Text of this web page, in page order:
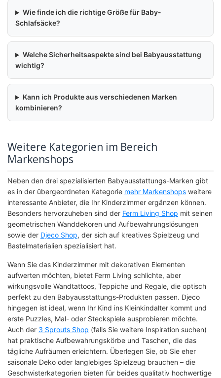
Wie finde ich die richtige Größe für Baby-
Schlafsäcke?
Welche Sicherheitsaspekte sind bei Babyausstattung
wichtig?
Kann ich Produkte aus verschiedenen Marken
kombinieren?
Weitere Kategorien im Bereich
Markenshops
Neben den drei spezialisierten Babyausstattungs-Marken gibt
es in der übergeordneten Kategorie mehr Markenshops weitere
interessante Anbieter, die Ihr Kinderzimmer ergänzen können.
Besonders hervorzuheben sind der Ferm Living Shop mit seinen
geometrischen Wanddekoren und Aufbewahrungslösungen
sowie der Djeco Shop, der sich auf kreatives Spielzeug und
Bastelmaterialien spezialisiert hat.
Wenn Sie das Kinderzimmer mit dekorativen Elementen
aufwerten möchten, bietet Ferm Living schlichte, aber
wirkungsvolle Wandtattoos, Teppiche und Regale, die optisch
perfekt zu den Babyausstattungs-Produkten passen. Djeco
hingegen ist ideal, wenn Ihr Kind ins Kleinkindalter kommt und
erste Puzzles, Mal- oder Steckspiele ausprobieren möchte.
Auch der 3 Sprouts Shop (falls Sie weitere Inspiration suchen)
hat praktische Aufbewahrungskörbe und Taschen, die das
tägliche Aufräumen erleichtern. Überlegen Sie, ob Sie eher
saisonale Deko oder langlebiges Spielzeug brauchen – die
Geschwisterkategorien bieten für beides qualitativ hochwertige